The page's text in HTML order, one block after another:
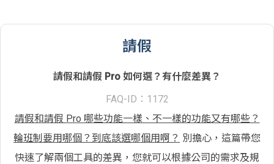
請假
請假和請假 Pro 如何選？有什麼差異？
FAQ-ID：1172
請假和請假 Pro 哪些功能一樣、不一樣的功能又有哪些？
輪班制要用哪個？到底該選哪個用啊？ 別擔心，這篇帶您
快速了解兩個工具的差異，您就可以根據公司的需求及規